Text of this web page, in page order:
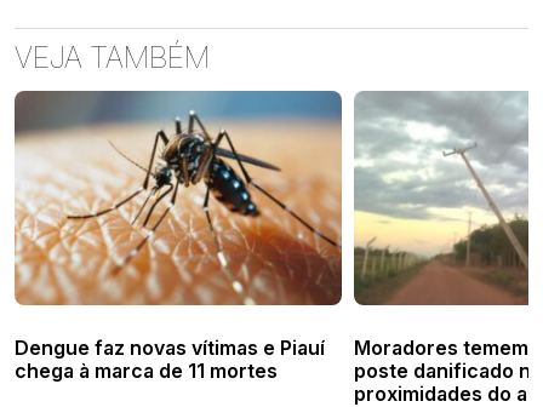
VEJA TAMBÉM
Dengue faz novas vítimas e Piauí
chega à marca de 11 mortes
Moradores temem
poste danificado
proximidades do